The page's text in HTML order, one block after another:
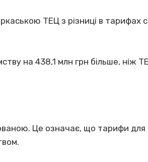
ТЕЦ з різниці в тарифах
на 438,1 млн грн більше, ніж
Це означає, що тарифи для